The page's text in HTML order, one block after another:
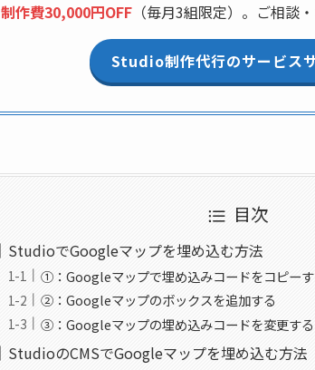
制作費30,000円OFF （毎月3組限定）。ご相談
Studio制作代行のサービス
目次
StudioでGoogleマップを埋め込む方法
①：Googleマップで埋め込みコードをコピー
②：Googleマップのボックスを追加する
③：Googleマップの埋め込みコードを変更する
StudioのCMSでGoogleマップを埋め込む方法